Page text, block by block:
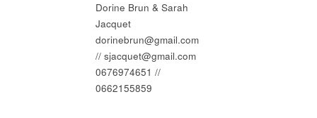
Dorine Brun & Sarah
Jacquet
dorinebrun@gmail.com
// sjacquet@gmail.com
0676974651 //
0662155859